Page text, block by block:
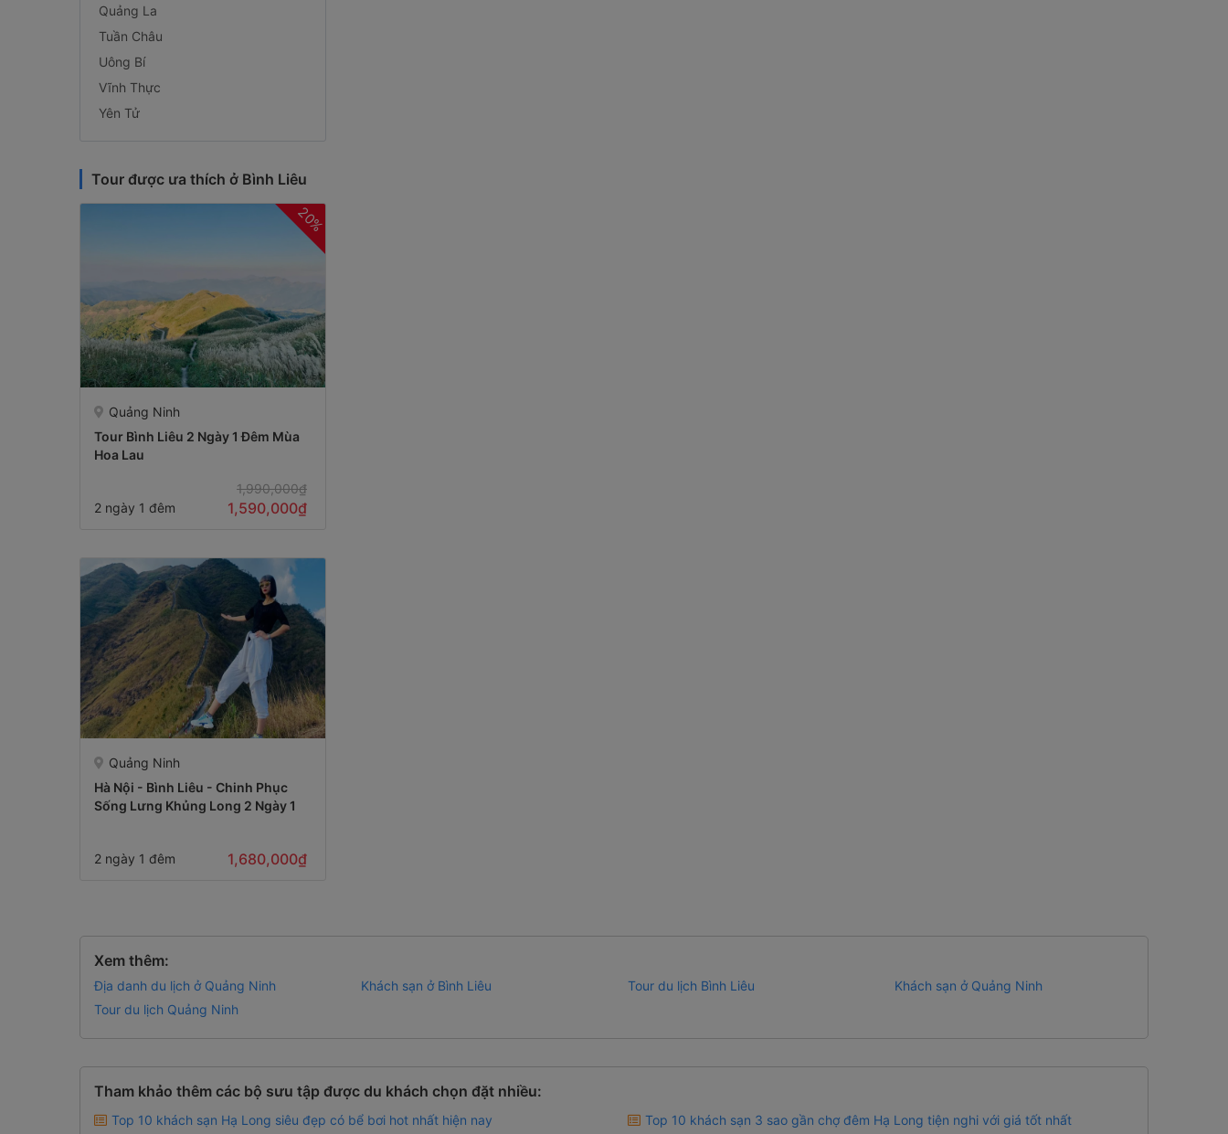
Quảng La
Tuần Châu
Uông Bí
Vĩnh Thực
Yên Tử
Tour được ưa thích ở Bình Liêu
20%
Quảng Ninh
Tour Bình Liêu 2 Ngày 1 Đêm Mùa
Hoa Lau
2 ngày 1 đêm
1,990,000₫
1,590,000₫
Quảng Ninh
Hà Nội - Bình Liêu - Chinh Phục
Sống Lưng Khủng Long 2 Ngày 1
2 ngày 1 đêm 1,680,000₫
Xem thêm:
Địa danh du lịch ở Quảng Ninh Khách sạn ở Bình Liêu Tour du lịch Bình Liêu
Khách sạn ở Quảng Ninh
Tour du lịch Quảng Ninh
Tham khảo thêm các bộ sưu tập được du khách chọn đặt nhiều:
Top 10 khách sạn Hạ Long siêu đẹp có bể bơi hot nhất hiện nay
Top 10 khách sạn 3 sao gần chợ đêm Hạ Long tiện nghi với giá tốt nhất